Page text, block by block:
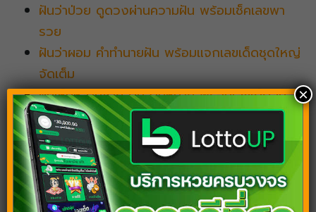
ฝันว่าป่วย ดูดวงผ่านความฝัน พร้อมเช็คเลขพา
รวย
ฝันว่าผอม คำทำนายฝัน พร้อมแจกเลขเด็ดชุดใหญ่
จัดเต็ม
ฝันเห็นหลานชาย ตีความหมาย พร้อมเลขเด็ดลุ้น
โชคจากฝัน
ฝันเห็นปลิงเกาะขา ฝันไม่ดีจริงไหม? ตีเลข เปิด
ความเชื่อโบราณ
ฝันว่ามือถือพัง ฝันนี้ต้องแทงหวย พร้อมเจาะเลข
เด็ดแม่นๆ
×